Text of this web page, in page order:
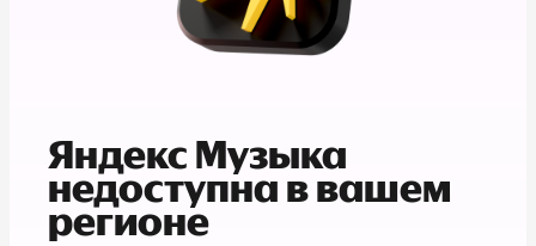
Яндекс Музыка
недоступна в вашем
регионе